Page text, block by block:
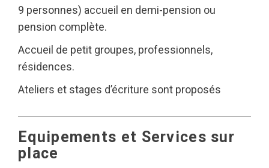
9 personnes) accueil en demi-pension ou
pension complète.
Accueil de petit groupes, professionnels,
résidences.
Ateliers et stages d’écriture sont proposés
Equipements et Services sur
place